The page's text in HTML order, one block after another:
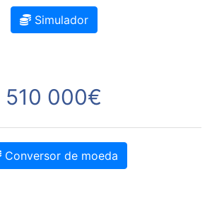
Simulador
510 000€
Conversor de moeda